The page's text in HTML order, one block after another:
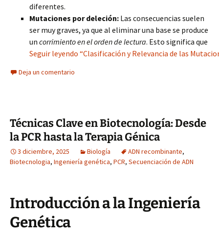
diferentes.
Mutaciones por deleción: Las consecuencias suelen
ser muy graves, ya que al eliminar una base se produce
un corrimiento en el orden de lectura. Esto significa que
Seguir leyendo “Clasificación y Relevancia de las
Deja un comentario
Técnicas Clave en Biotecnología: Desde
la PCR hasta la Terapia Génica
3 diciembre, 2025 Biología ADN recombinante,
Biotecnologia, Ingeniería genética, PCR, Secuenciación de ADN
Introducción a la Ingeniería
Genética